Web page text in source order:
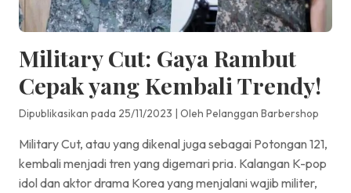
Military Cut: Gaya Rambut
Cepak yang Kembali Trendy!
Dipublikasikan pada 25/11/2023 | Oleh Pelanggan Barbershop
Military Cut, atau yang dikenal juga sebagai Potongan 121,
kembali menjadi tren yang digemari pria. Kalangan K-pop
idol dan aktor drama Korea yang menjalani wajib militer,